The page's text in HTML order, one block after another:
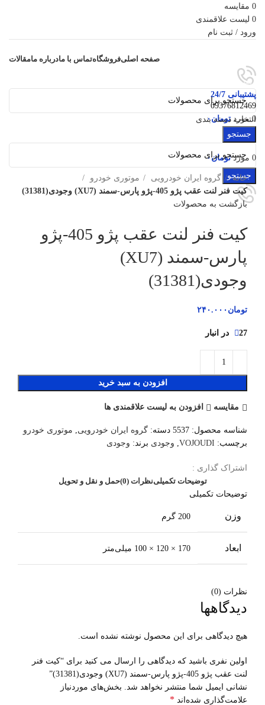
0 مقایسه
0 لیست علاقمندی
ورود / ثبت نام
صفحه اصلیفروشگاهتماس با مادرباره مامقالات
پشتیبانی 24/7
09376812469
0 مورد تومان۰
منو
0 مورد تومان۰
دسته‌بندی‌ها
انتخاب دسته بندی
جستجو
جستجو
برای بزرگنمایی کلیک کنید
خانه گروه ایران خودرویی
موتوری خودرو
کیت فنر لنت عقب پژو 405-پژو پارس-سمند (XU7) وجودی(31381)
بازگشت به محصولات
کیت فنر لنت عقب پژو 405-پژو
پارس-سمند (XU7)
وجودی(31381)
تومان ۲۴۰.۰۰۰
27 در انبار
افزودن به سبد خرید
مقایسه افزودن به لیست علاقمندی ها
شناسه محصول: 5537 دسته: گروه ایران خودرویی
موتوری خودرو
برچسب: VOJOUDI وجودی برند: وجودی
اشتراک گذاری :
توضیحات تکمیلینظرات (0)
حمل و نقل و تحویل
توضیحات تکمیلی
وزن 200 گرم
ابعاد 170 × 120 × 100 میلی‌متر
نظرات (0)
دیدگاهها
هیچ دیدگاهی برای این محصول نوشته نشده است.
اولین نفری باشید که دیدگاهی را ارسال می کنید برای “کیت فنر
لنت عقب پژو 405-پژو پارس-سمند (XU7) وجودی(31381)”
نشانی ایمیل شما منتشر نخواهد شد.
بخش‌های موردنیاز
علامت‌گذاری شده‌اند *